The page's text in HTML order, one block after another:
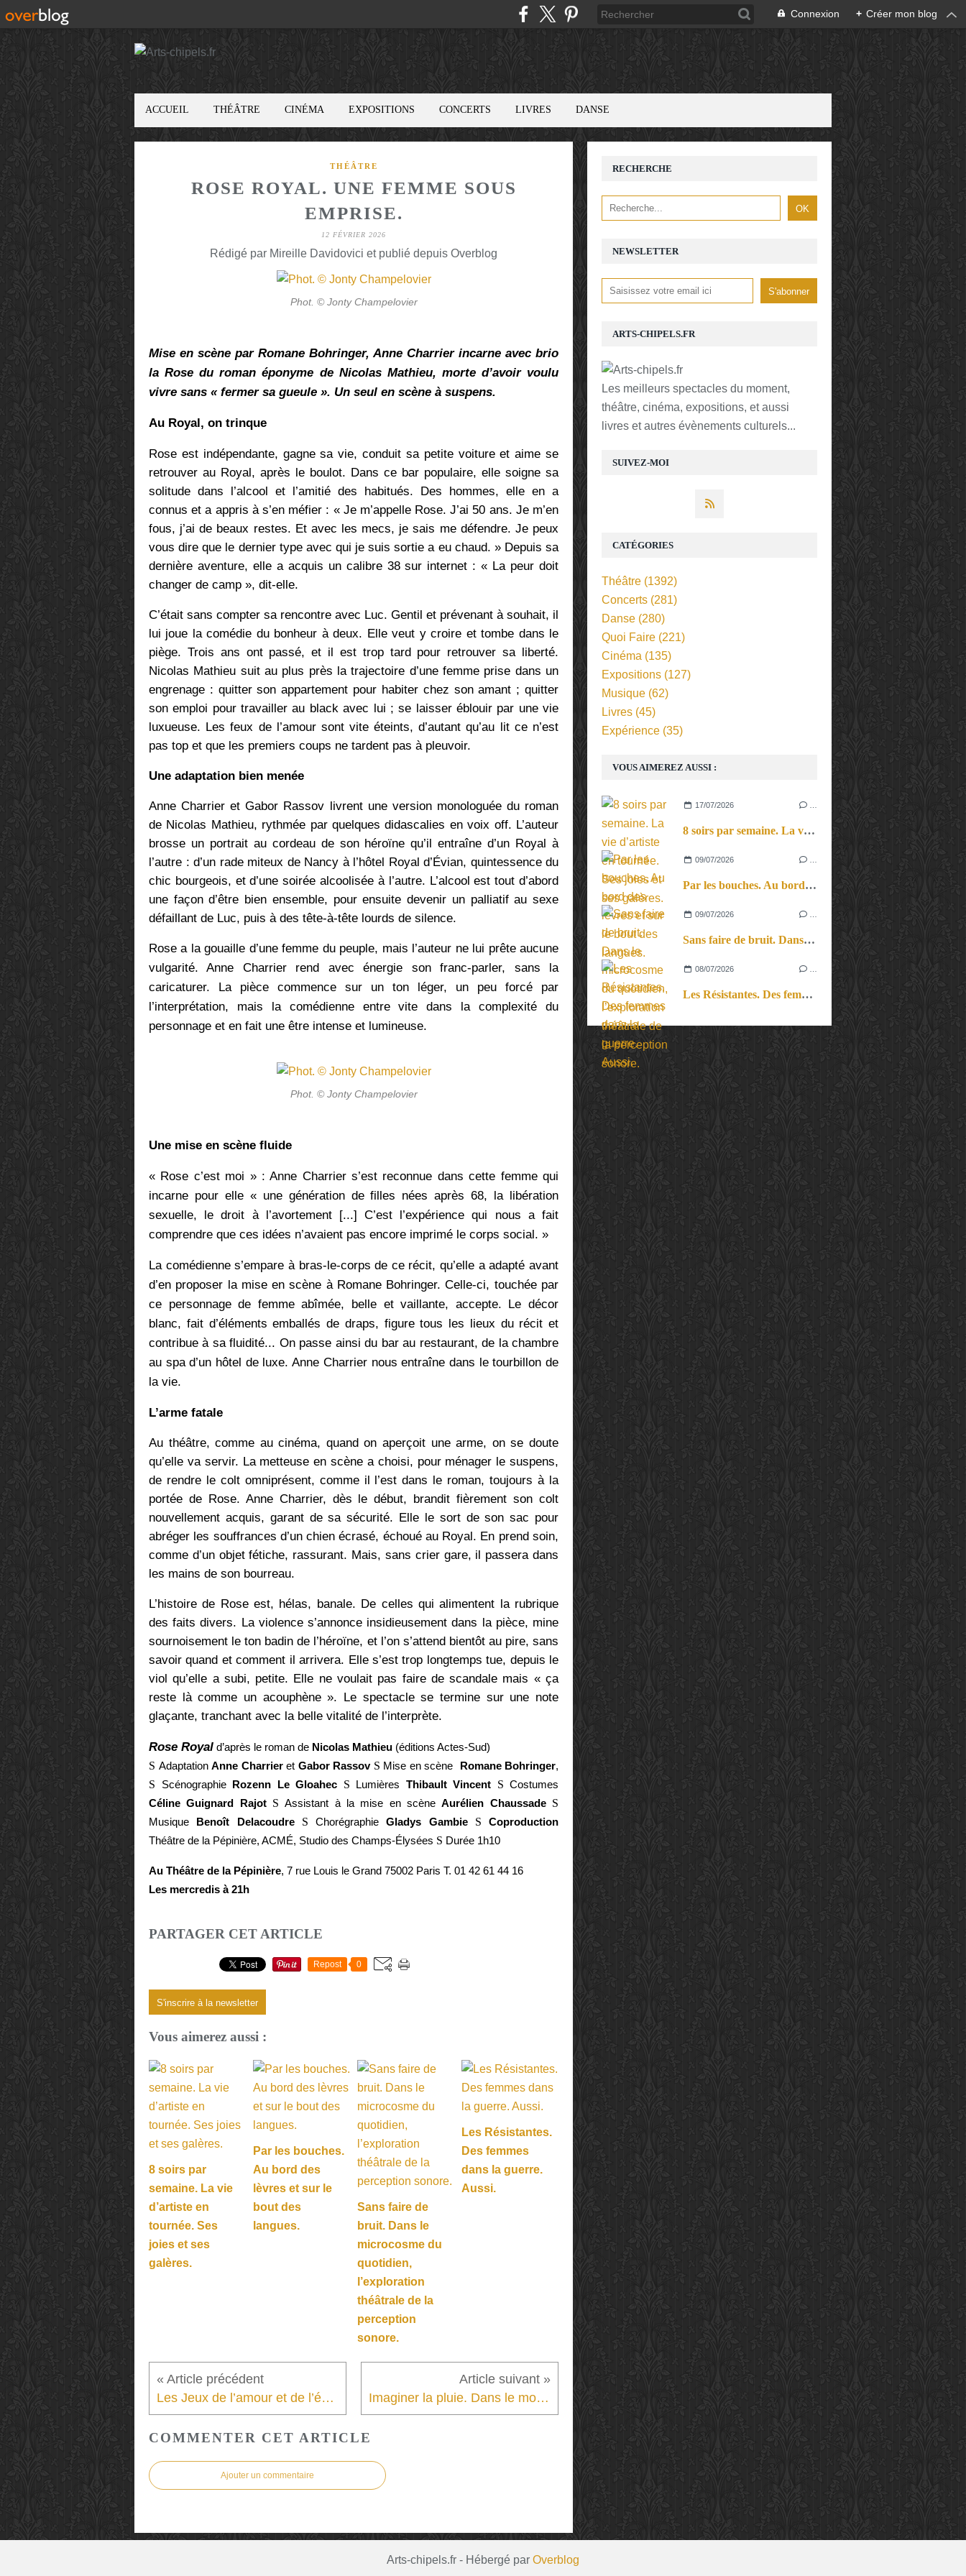
Connexion + Créer mon blog
ACCUEIL THÉÂTRE CINÉMA EXPOSITIONS CONCERTS LIVRES DANSE
THÉÂTRE
ROSE ROYAL. UNE FEMME SOUS
EMPRISE.
12 FÉVRIER 2026
Rédigé par Mireille Davidovici et publié depuis Overblog
Phot. © Jonty Champelovier
Mise en scène par Romane Bohringer, Anne Charrier incarne avec brio
la Rose du roman éponyme de Nicolas Mathieu, morte d’avoir voulu
vivre sans « fermer sa gueule ». Un seul en scène à suspens.
Au Royal, on trinque
Rose est indépendante, gagne sa vie, conduit sa petite voiture et aime se
retrouver au Royal, après le boulot. Dans ce bar populaire, elle soigne sa
solitude dans l’alcool et l’amitié des habitués. Des hommes, elle en a
connus et a appris à s’en méfier : « Je m’appelle Rose. J’ai 50 ans. Je m’en
fous, j’ai de beaux restes. Et avec les mecs, je sais me défendre. Je peux
vous dire que le dernier type avec qui je suis sortie a eu chaud. » Depuis sa
dernière aventure, elle a acquis un calibre 38 sur internet : « La peur doit
changer de camp », dit-elle.
C’était sans compter sa rencontre avec Luc. Gentil et prévenant à souhait, il
lui joue la comédie du bonheur à deux. Elle veut y croire et tombe dans le
piège. Trois ans ont passé, et il est trop tard pour retrouver sa liberté.
Nicolas Mathieu suit au plus près la trajectoire d’une femme prise dans un
engrenage : quitter son appartement pour habiter chez son amant ; quitter
son emploi pour travailler au black avec lui ; se laisser éblouir par une vie
luxueuse. Les feux de l’amour sont vite éteints, d’autant qu’au lit ce n’est
pas top et que les premiers coups ne tardent pas à pleuvoir.
Une adaptation bien menée
Anne Charrier et Gabor Rassov livrent une version monologuée du roman
de Nicolas Mathieu, rythmée par quelques didascalies en voix off. L’auteur
brosse un portrait au cordeau de son héroïne qu’il entraîned’un Royal à
l’autre : d’un rade miteux de Nancy à l’hôtel Royal d’Évian, quintessence du
chic bourgeois, et d’une soirée alcoolisée à l’autre. L’alcool est tout d’abord
une façon d’être bien ensemble, pour ensuite devenir un palliatif au sexe
défaillant de Luc, puis à des tête-à-tête lourds de silence.
Rose a la gouaille d’une femme du peuple, mais l’auteur ne lui prête aucune
vulgarité. Anne Charrier rend avec énergie son franc-parler, sans la
caricaturer. La pièce commence sur un ton léger, un peu forcé par
l’interprétation, mais la comédienne entre vite dans la complexité du
personnage et en fait une être intense et lumineuse.
Phot. © Jonty Champelovier
Une mise en scène fluide
« Rose c’est moi » :Anne Charrier s’est reconnue dans cette femme qui
incarne pour elle « une génération de filles nées après 68, la libération
sexuelle, le droit à l’avortement [...] C’est l’expérience qui nous a fait
comprendre que ces idées n’avaient pas encore imprimé le corps social. »
La comédienne s’empare à bras-le-corps de ce récit, qu’elle a adapté avant
d’en proposer la mise en scène à Romane Bohringer. Celle-ci, touchée par
ce personnage de femme abîmée, belle et vaillante, accepte. Le décor
blanc, fait d’éléments emballés de draps, figure tous les lieux du récit et
contribue à sa fluidité... On passe ainsi du bar au restaurant, de la chambre
au spa d’un hôtel de luxe. Anne Charrier nous entraîne dans le tourbillon de
la vie.
L’arme fatale
Au théâtre, comme au cinéma, quand on aperçoit une arme, on se doute
qu’elle va servir. La metteuse en scène a choisi, pour ménager le suspens,
de rendre le colt omniprésent, comme il l’est dans le roman, toujours à la
portée de Rose. Anne Charrier, dès le début, brandit fièrement son colt
nouvellement acquis, garant de sa sécurité. Elle le sort de son sac pour
abréger les souffrances d’un chien écrasé, échoué au Royal. En prend soin,
comme d’un objet fétiche, rassurant. Mais, sans crier gare, il passera dans
les mains de son bourreau.
L’histoire de Rose est, hélas, banale. De celles qui alimentent la rubrique
des faits divers. La violence s’annonce insidieusement dans la pièce, mine
sournoisement le ton badin de l’héroïne, et l’on s’attend bientôt au pire, sans
savoir quand et comment il arrivera. Elle s’est trop longtemps tue, depuis le
viol qu’elle a subi, petite. Elle ne voulait pas faire de scandale mais « ça
reste là comme un acouphène ». Le spectacle se termine sur une note
glaçante, tranchant avec la belle vitalité de l’interprète.
Rose Royal d’après le roman de Nicolas Mathieu (éditions Actes-Sud)
S AdaptationAnne Charrieret Gabor Rassov S Mise en scène Romane Bohringer,
S
Scénographie Rozenn Le Gloahec S Lumières Thibault Vincent S Costumes
Céline Guignard Rajot S Assistant à la mise en scèneAurélien Chaussade S
Musique Benoît Delacoudre S ChorégraphieGladys Gambie S
Coproduction
Théâtre de la Pépinière, ACMÉ, Studio des Champs-Élysées S Durée 1h10
Au Théâtre de la Pépinière, 7 rue Louis le Grand 75002 Paris T. 01 42 61 44 16
Les mercredis à 21h
PARTAGER CET ARTICLE
Repost 0
S'inscrire à la newsletter
Vous aimerez aussi :
8 soirs par
semaine. La vie
d’artiste en
tournée. Ses
joies et ses
galères.
Par les bouches.
Au bord des
lèvres et sur le
bout des
langues.
Sans faire de
bruit. Dans le
microcosme du
quotidien,
l’exploration
théâtrale de la
perception
sonore.
Les Résistantes.
Des femmes
dans la guerre.
Aussi.
Les Jeux de l’amour et de l’énigme. Parler IA et en faire un spectacle. Imaginer la pluie. Dans le monde d’après, une recherche de l’essentiel.
COMMENTER CET ARTICLE
Ajouter un commentaire
NEWSLETTER
SUIVEZ-MOI
RECHERCHE
ARTS-CHIPELS.FR
Les meilleurs spectacles du moment,
théâtre, cinéma, expositions, et aussi
livres et autres évènements culturels...
VOUS AIMEREZ AUSSI :
17/07/2026
8 soirs par semaine. La vie d’artiste en tournée. Ses joies et ses galères.
09/07/2026
Par les bouches. Au bord des lèvres et sur le bout des langues.
09/07/2026
Sans faire de bruit. Dans le microcosme du quotidien, l’exploration théâtrale de la perception sonore.
08/07/2026
Les Résistantes. Des femmes dans la guerre. Aussi.
CATÉGORIES
Théâtre (1392)
Concerts (281)
Danse (280)
Quoi Faire (221)
Cinéma (135)
Expositions (127)
Musique (62)
Livres (45)
Expérience (35)
Arts-chipels.fr - Hébergé par Overblog